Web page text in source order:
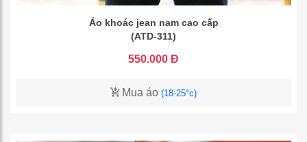
Áo khoác jean nam cao cấp
(ATD-311)
550.000 Đ
Mua áo (18-25°c)